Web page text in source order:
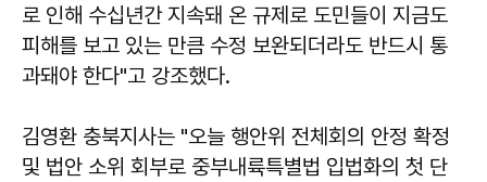
로 인해 수십년간 지속돼 온 규제로 도민들이 지금도
피해를 보고 있는 만큼 수정 보완되더라도 반드시 통
과돼야 한다"고 강조했다.
김영환 충북지사는 "오늘 행안위 전체회의 안정 확정
및 법안 소위 회부로 중부내륙특별법 입법화의 첫 단